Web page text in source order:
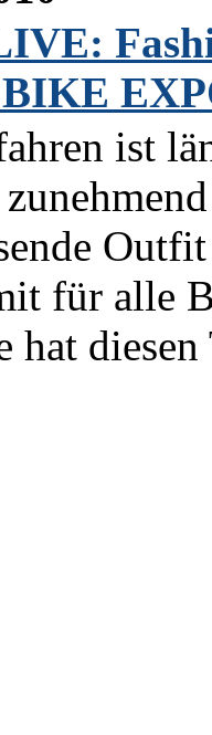
ist
für alle
hat